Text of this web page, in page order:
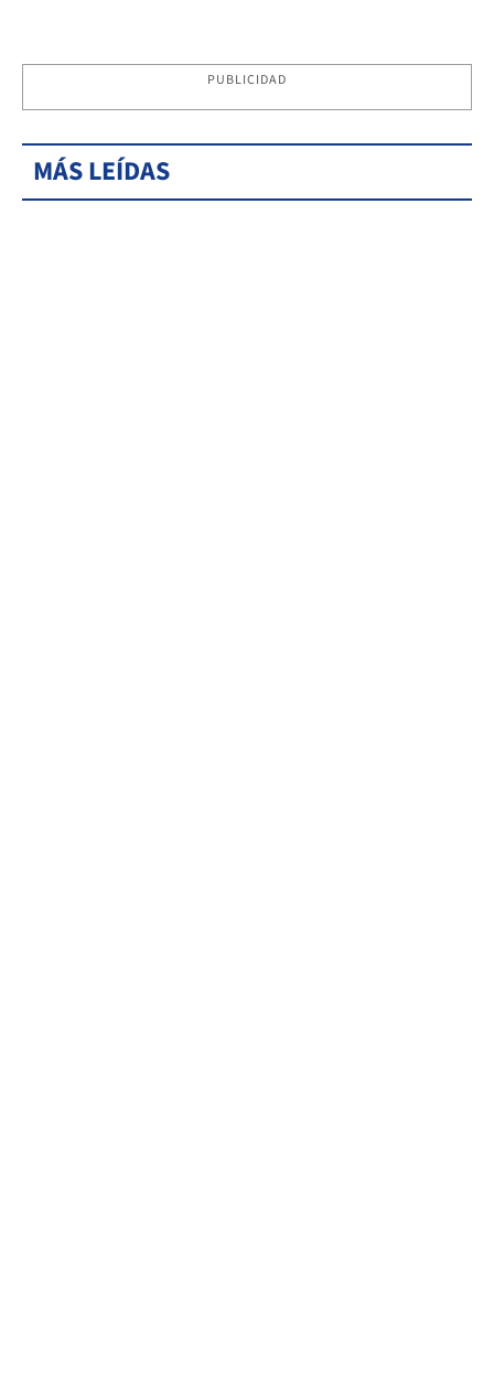
PUBLICIDAD
MÁS LEÍDAS